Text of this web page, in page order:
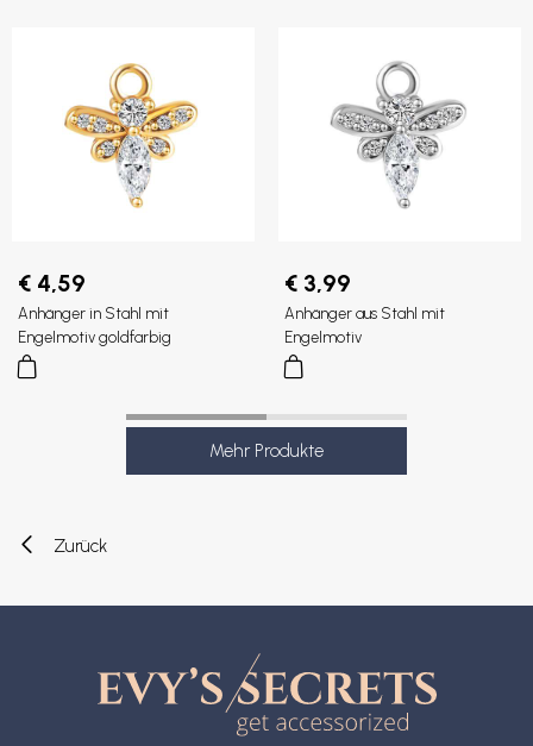
€ 4,59
Anhänger in Stahl mit
Engelmotiv goldfarbig
€ 3,99
Anhänger aus Stahl mit
Engelmotiv
Zurück